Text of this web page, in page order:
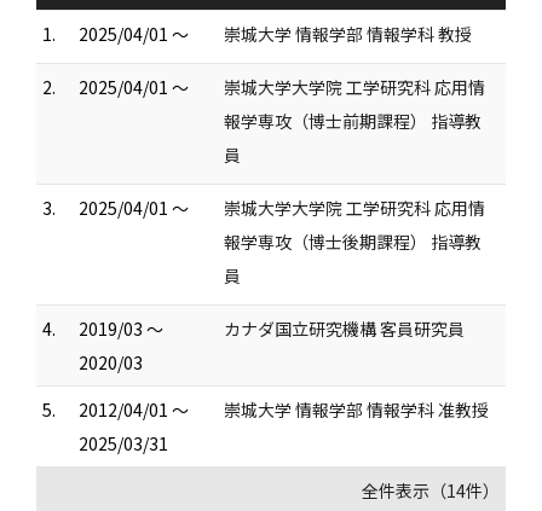
1.
2025/04/01 ～ 崇城大学 情報学部 情報学科 教授
2. 2025/04/01 ～
崇城大学大学院 工学研究科 応用情
報学専攻（博士前期課程） 指導教
員
3. 2025/04/01 ～
崇城大学大学院 工学研究科 応用情
報学専攻（博士後期課程） 指導教
員
4.
2019/03 ～
2020/03
カナダ国立研究機構 客員研究員
5.
2012/04/01 ～
2025/03/31
崇城大学 情報学部 情報学科 准教授
全件表示（14件）